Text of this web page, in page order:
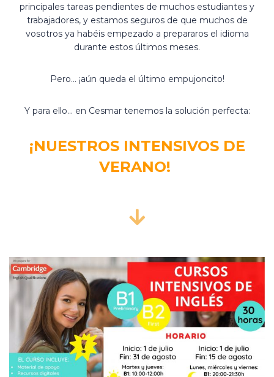
principales tareas pendientes de muchos estudiantes y
trabajadores, y estamos seguros de que muchos de
vosotros ya habéis empezado a prepararos el idioma
durante estos últimos meses.
Pero… ¡aún queda el último empujoncito!
Y para ello… en Cesmar tenemos la solución perfecta:
¡NUESTROS INTENSIVOS DE
VERANO!